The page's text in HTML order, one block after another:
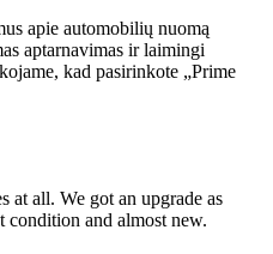
apie automobilių nuomą
aptarnavimas ir laimingi
kad pasirinkote „Prime
at all. We got an upgrade as
condition and almost new.